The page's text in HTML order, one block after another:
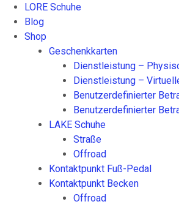
d
e
n
s
t
e
g
e
w
ä
h
l
t
w
e
LORE Schuhe
Blog
Shop
Geschenkkarten
Dienstleistung –
Dienstleistung –
Benutzerdefinierter
Benutzerdefinierter
LAKE Schuhe
Straße
Offroad
Kontaktpunkt Fuß-Pedal
Kontaktpunkt Becken
Offroad